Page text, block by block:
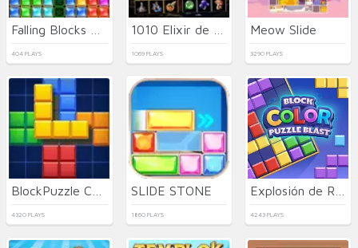
404 PLAYS 1069 PLAYS
Meow Slide
3290 PLAYS
4320 PLAYS
SLIDE STONE
1860 PLAYS 4243 PLAYS